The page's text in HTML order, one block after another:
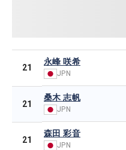
21
永峰 咲希
JPN
21
桑木 志帆
JPN
21
森田 彩音
JPN